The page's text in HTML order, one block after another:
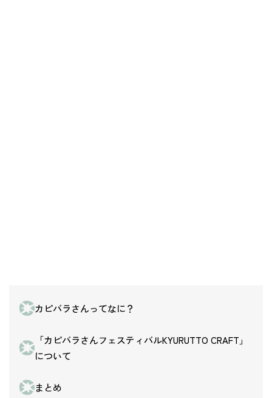
カピバラさんってなに？
「カピバラさんフェスティバルKYURUTTO CRAFT」
について
まとめ